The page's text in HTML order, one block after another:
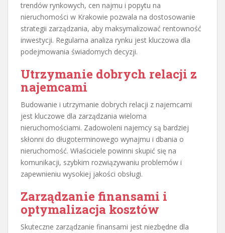
trendów rynkowych, cen najmu i popytu na
nieruchomości w Krakowie pozwala na dostosowanie
strategii zarządzania, aby maksymalizować rentowność
inwestycji. Regularna analiza rynku jest kluczowa dla
podejmowania świadomych decyzji.
Utrzymanie dobrych relacji z
najemcami
Budowanie i utrzymanie dobrych relacji z najemcami
jest kluczowe dla zarządzania wieloma
nieruchomościami. Zadowoleni najemcy są bardziej
skłonni do długoterminowego wynajmu i dbania o
nieruchomość. Właściciele powinni skupić się na
komunikacji, szybkim rozwiązywaniu problemów i
zapewnieniu wysokiej jakości obsługi.
Zarządzanie finansami i
optymalizacja kosztów
Skuteczne zarządzanie finansami jest niezbędne dla